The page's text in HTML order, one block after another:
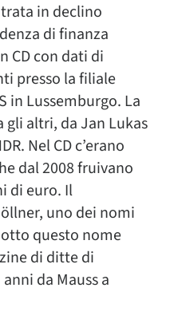
in declino
di finanza
CD con dati di
presso la filiale
in Lussemburgo. La
altri, da Jan Lukas
Nel CD c’erano
dal 2008 fruivano
di euro. Il
uno dei nomi
questo nome
di ditte di
da Mauss a